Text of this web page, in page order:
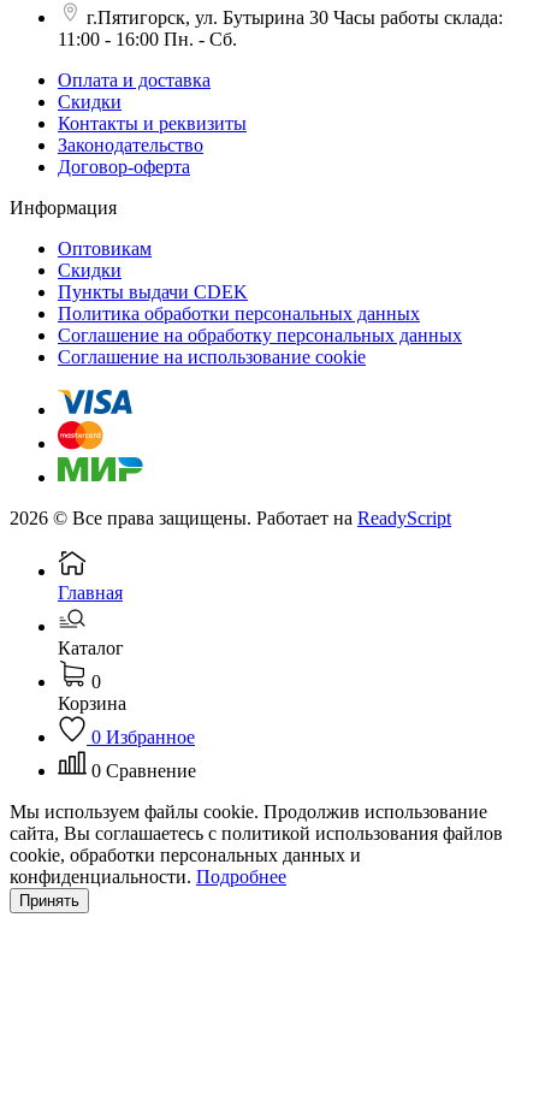
г.Пятигорск, ул. Бутырина 30 Часы работы склада:
11:00 - 16:00 Пн. - Сб.
Оплата и доставка
Скидки
Контакты и реквизиты
Законодательство
Договор-оферта
Информация
Оптовикам
Скидки
Пункты выдачи CDEK
Политика обработки персональных данных
Соглашение на обработку персональных данных
Соглашение на использование cookie
2026 © Все права защищены. Работает на ReadyScript
Главная
Каталог
0
Корзина
0 Избранное
0 Сравнение
Мы используем файлы cookie. Продолжив использование
сайта, Вы соглашаетесь с политикой использования файлов
cookie, обработки персональных данных и
конфиденциальности. Подробнее
Принять